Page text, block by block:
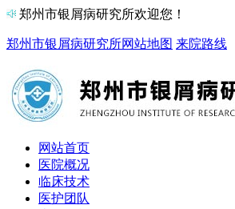
郑州市银屑病研究所欢迎您！
郑州市银屑病研究所网站地图 来院路线
网站首页
医院概况
临床技术
医护团队